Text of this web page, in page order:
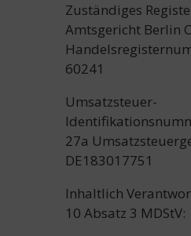
Zuständiges
Amtsgericht Berlin
60241
Umsatzsteuer-
27a
DE183017751
Inhaltlich
10 Absatz 3 MDStV: